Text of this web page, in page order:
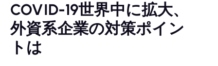
COVID-19世界中に拡大、
外資系企業の対策ポイン
トは